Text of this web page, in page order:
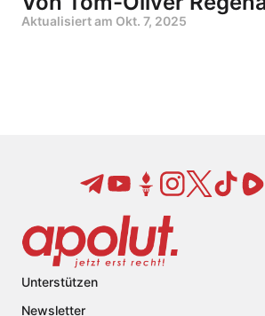
Aktualisiert am Okt. 7, 2025
Unterstützen
Newsletter